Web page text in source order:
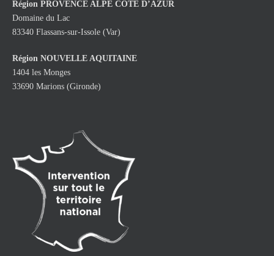
Région PROVENCE ALPE CÔTE D’AZUR
Domaine du Lac
83340 Flassans-sur-Issole (Var)
Région NOUVELLE AQUITAINE
1404 les Monges
33690 Marions (Gironde)